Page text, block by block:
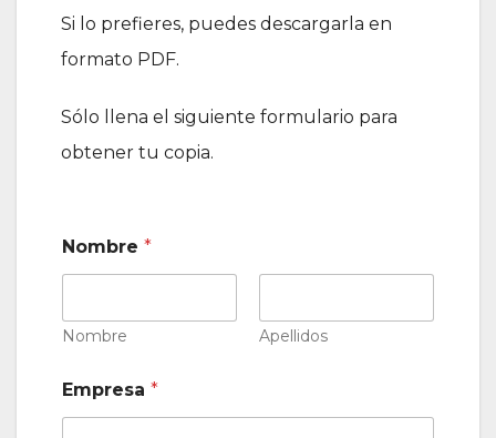
Si lo prefieres, puedes descargarla en
formato PDF.
Sólo llena el siguiente formulario para
obtener tu copia.
Nombre *
Nombre Apellidos
Empresa *